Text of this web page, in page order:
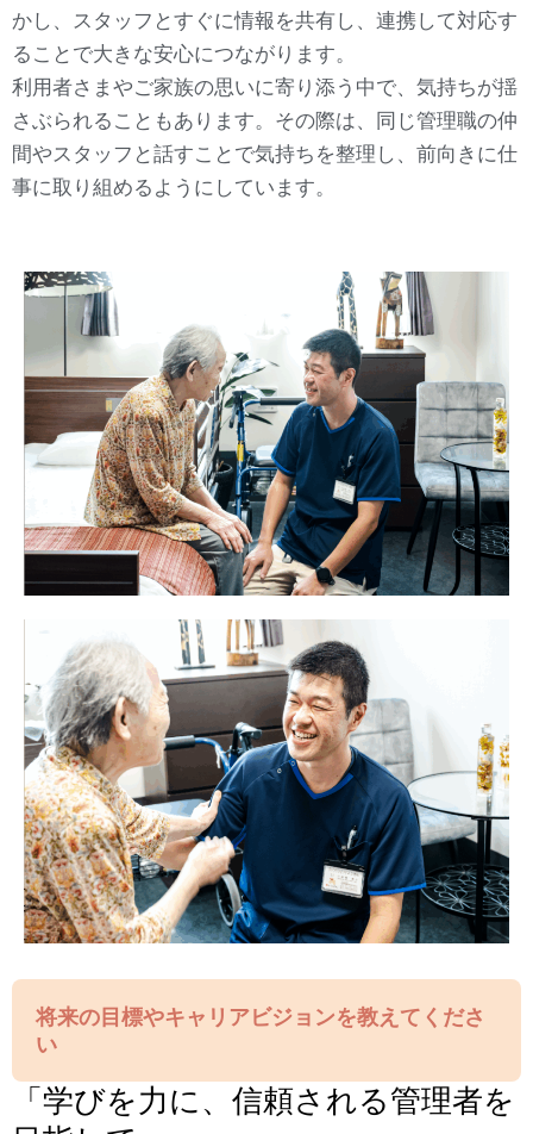
かし、スタッフとすぐに情報を共有し、連携して対応す
ることで大きな安心につながります。
利用者さまやご家族の思いに寄り添う中で、気持ちが揺
さぶられることもあります。その際は、同じ管理職の仲
間やスタッフと話すことで気持ちを整理し、前向きに仕
事に取り組めるようにしています。
将来の目標やキャリアビジョンを教えてくださ
い
「学びを力に、信頼される管理者を